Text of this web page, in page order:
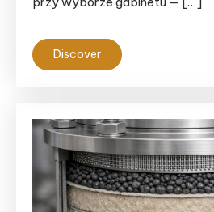
Discover